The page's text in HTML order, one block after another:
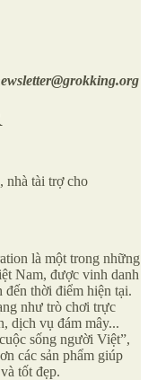
, nhà tài trợ cho
là một trong những
Nam, được vinh danh
đến thời điểm hiện tại.
như trò chơi trực
dịch vụ đám mây...
sống người Việt”,
các sản phẩm giúp
tốt đẹp.